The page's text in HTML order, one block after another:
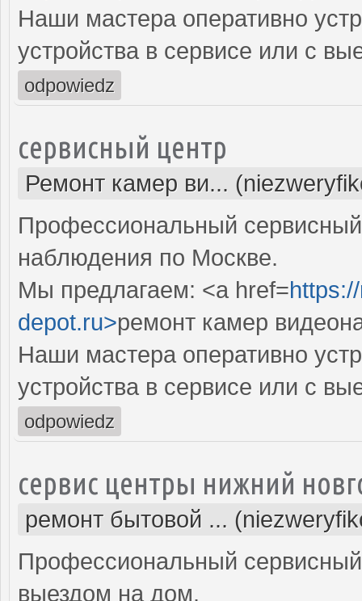
Наши мастера оперативно
устройства в сервисе или с
odpowiedz
сервисный центр
Ремонт камер ви...
Профессиональный
наблюдения по Москве.
Мы предлагаем: <a href=
depot.ru>ремонт камер
Наши мастера оперативно
устройства в сервисе или с
odpowiedz
сервис центры нижний
ремонт бытовой ...
Профессиональный
выездом на дом.